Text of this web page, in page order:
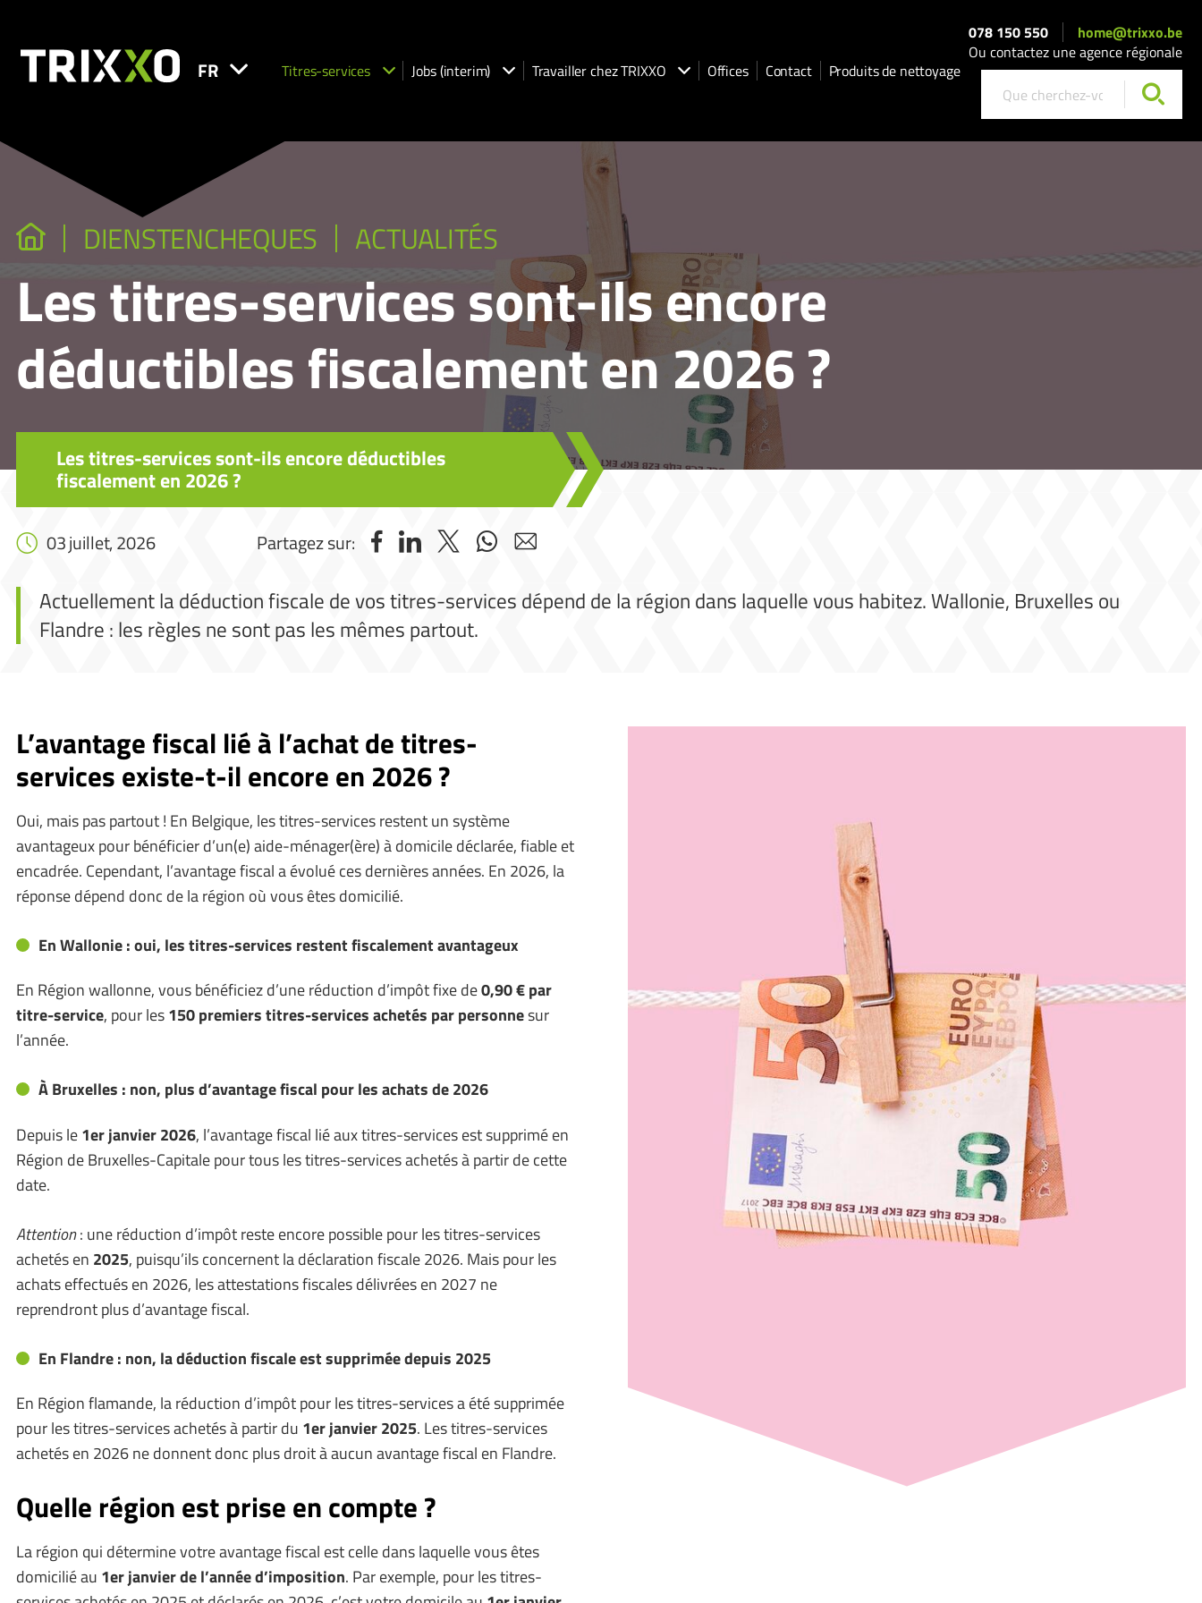
FR Titres-services Jobs (interim) Travailler chez TRIXXO Offices Contact Produits de nettoyage
078 150 550
home@trixxo.be
Ou contactez une agence régionale
DIENSTENCHEQUES ACTUALITÉS
Les titres-services sont-ils encore
déductibles fiscalement en 2026 ?
Les titres-services sont-ils encore déductibles
fiscalement en 2026 ?
03 juillet, 2026 Partagez sur:
Actuellement la déduction fiscale de vos titres-services dépend de la région dans laquelle vous habitez. Wallonie, Bruxelles ou
Flandre : les règles ne sont pas les mêmes partout.
L’avantage fiscal lié à l’achat de titres-
services existe-t-il encore en 2026 ?
Oui, mais pas partout ! En Belgique, les titres-services restent un système
avantageux pour bénéficier d’un(e) aide-ménager(ère) à domicile déclarée, fiable et
encadrée. Cependant, l’avantage fiscal a évolué ces dernières années. En 2026, la
réponse dépend donc de la région où vous êtes domicilié.
En Wallonie : oui, les titres-services restent fiscalement avantageux
En Région wallonne, vous bénéficiez d’une réduction d’impôt fixe de0,90 € par
titre-service, pour les150 premiers titres-services achetés par personnesur
l’année.
À Bruxelles : non, plus d’avantage fiscal pour les achats de 2026
Depuis le1er janvier 2026, l’avantage fiscal lié aux titres-services est supprimé en
Région de Bruxelles-Capitale pour tous les titres-services achetés à partir de cette
date.
Attention: une réduction d’impôt reste encore possible pour les titres-services
achetés en 2025, puisqu’ils concernent la déclaration fiscale 2026. Mais pour les
achats effectués en 2026, les attestations fiscales délivrées en 2027 ne
reprendront plus d’avantage fiscal.
En Flandre : non, la déduction fiscale est supprimée depuis 2025
En Région flamande, la réduction d’impôt pour les titres-services a été supprimée
pour les titres-services achetés à partir du 1er janvier 2025. Les titres-services
achetés en 2026 ne donnent donc plus droit à aucun avantage fiscal en Flandre.
Quelle région est prise en compte ?
La région qui détermine votre avantage fiscal est celle dans laquelle vous êtes
domicilié au 1er janvier de l’année d’imposition. Par exemple, pour les titres-